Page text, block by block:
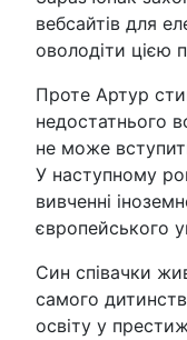
вебсайтів для
оволодіти цією
Проте Артур
недостатнього
не може
У наступному
вивченні
європейського
Син співачки
самого
освіту у